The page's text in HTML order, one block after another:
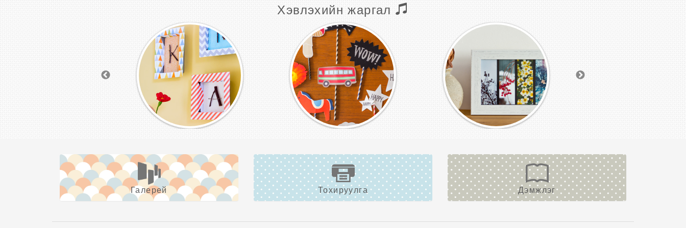
Хэвлэхийн жаргал
Галерей Тохируулга Дэмжлэг